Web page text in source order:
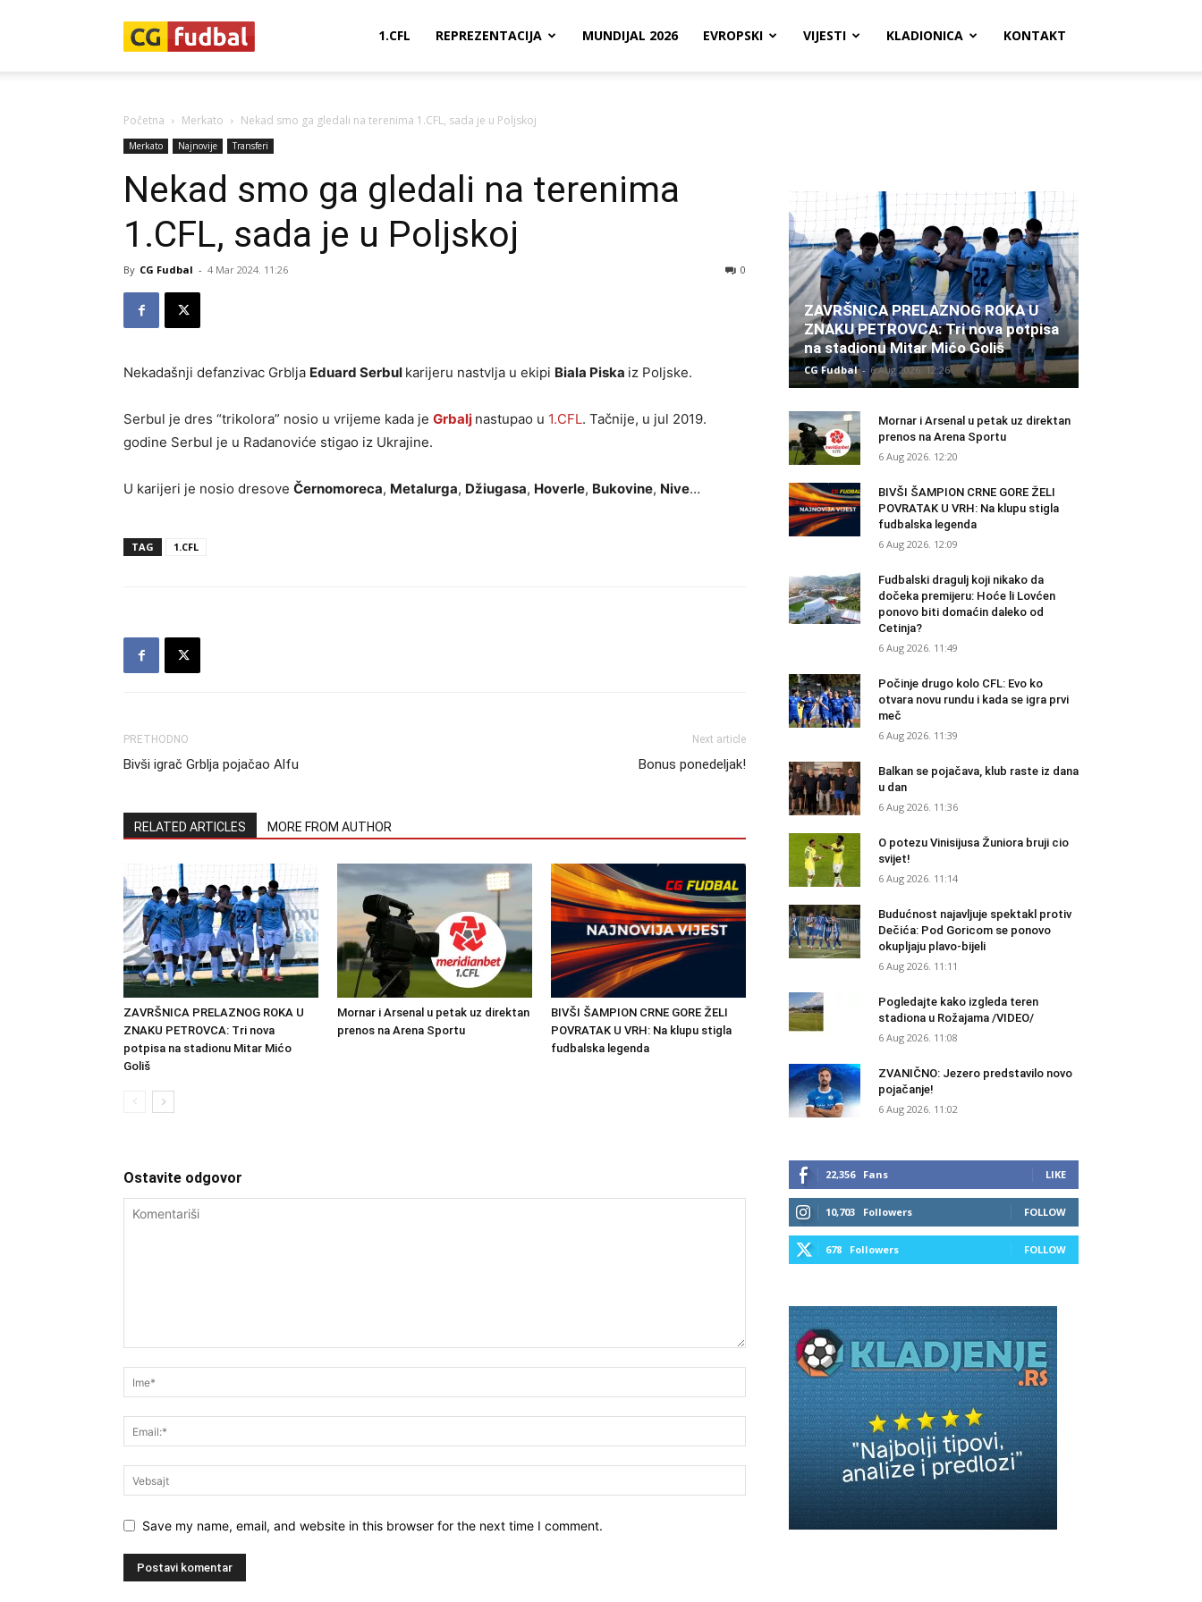
1.CFL REPREZENTACIJA MUNDIJAL 2026 EVROPSKI VIJESTI KLADIONICA KONTAKT
Početna Merkato Nekad smo ga gledali na terenima 1.CFL, sada je u Poljskoj
Merkato Najnovije Transferi
Nekad smo ga gledali na terenima
1.CFL, sada je u Poljskoj
By CG Fudbal - 4 Mar 2024. 11:26 0
Nekadašnji defanzivac Grblja Eduard Serbul karijeru nastvlja u ekipi Biala Piska iz Poljske.
Serbul je dres “trikolora” nosio u vrijeme kada je Grbalj nastupao u 1.CFL. Tačnije, u jul 2019.
godine Serbul je u Radanoviće stigao iz Ukrajine.
U karijeri je nosio dresove Černomoreca, Metalurga, Džiugasa, Hoverle, Bukovine, Nive…
TAG 1.CFL
PRETHODNO
Bivši igrač Grblja pojačao Alfu
Next article
Bonus ponedeljak!
RELATED ARTICLES MORE FROM AUTHOR
ZAVRŠNICA PRELAZNOG ROKA U
ZNAKU PETROVCA: Tri nova
potpisa na stadionu Mitar Mićo
Goliš
Mornar i Arsenal u petak uz direktan
prenos na Arena Sportu
BIVŠI ŠAMPION CRNE GORE ŽELI
POVRATAK U VRH: Na klupu stigla
fudbalska legenda
Ostavite odgovor
Save my name, email, and website in this browser for the next time I comment.
ZAVRŠNICA PRELAZNOG ROKA U
ZNAKU PETROVCA: Tri nova potpisa
na stadionu Mitar Mićo Goliš
CG Fudbal - 6 Aug 2026. 12:26
Mornar i Arsenal u petak uz direktan
prenos na Arena Sportu
6 Aug 2026. 12:20
BIVŠI ŠAMPION CRNE GORE ŽELI
POVRATAK U VRH: Na klupu stigla
fudbalska legenda
6 Aug 2026. 12:09
Fudbalski dragulj koji nikako da
dočeka premijeru: Hoće li Lovćen
ponovo biti domaćin daleko od
Cetinja?
6 Aug 2026. 11:49
Počinje drugo kolo CFL: Evo ko
otvara novu rundu i kada se igra prvi
meč
6 Aug 2026. 11:39
Balkan se pojačava, klub raste iz dana
u dan
6 Aug 2026. 11:36
O potezu Vinisijusa Žuniora bruji cio
svijet!
6 Aug 2026. 11:14
Budućnost najavljuje spektakl protiv
Dečića: Pod Goricom se ponovo
okupljaju plavo-bijeli
6 Aug 2026. 11:11
Pogledajte kako izgleda teren
stadiona u Rožajama /VIDEO/
6 Aug 2026. 11:08
ZVANIČNO: Jezero predstavilo novo
pojačanje!
6 Aug 2026. 11:02
22,356 Fans LIKE
10,703 Followers FOLLOW
678 Followers FOLLOW